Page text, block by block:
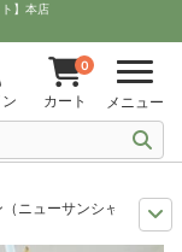
ト】本店
0
カート メニュー
（ニューサンシャイン）
トス：テルノサンシャイ